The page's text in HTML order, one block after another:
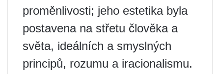
proměnlivosti; jeho estetika byla
postavena na střetu člověka a
světa, ideálních a smyslných
principů, rozumu a iracionalismu.